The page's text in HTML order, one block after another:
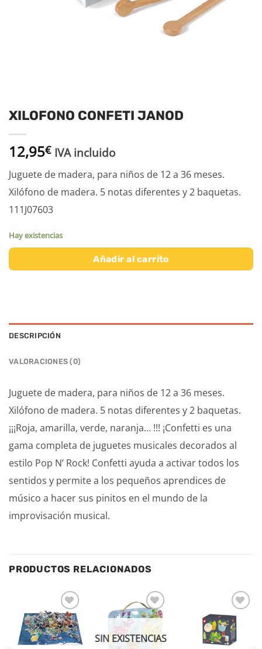
XILOFONO CONFETI JANOD
12,95€ IVA incluido
Juguete de madera, para niños de 12 a 36 meses.
Xilófono de madera. 5 notas diferentes y 2 baquetas.
111J07603
Hay existencias
Añadir al carrito
DESCRIPCIÓN
VALORACIONES (0)
Juguete de madera, para niños de 12 a 36 meses.
Xilófono de madera. 5 notas diferentes y 2 baquetas.
¡¡¡Roja, amarilla, verde, naranja… !!! ¡Confetti es una
gama completa de juguetes musicales decorados al
estilo Pop N’ Rock! Confetti ayuda a activar todos los
sentidos y permite a los pequeños aprendices de
músico a hacer sus pinitos en el mundo de la
improvisación musical.
PRODUCTOS RELACIONADOS
Añadir
a la
lista de
deseos
Añadir
a la
lista de
deseos
SIN EXISTENCIAS
Añadir
a la
lista de
deseos